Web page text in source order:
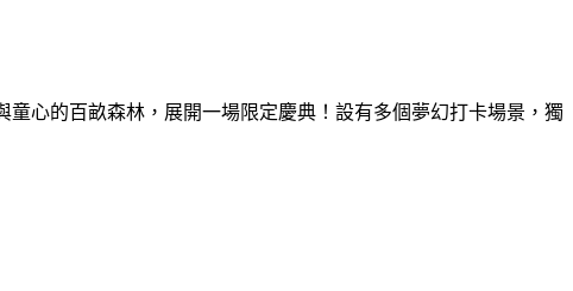
心的百畝森林，展開一場限定慶典！設有多個夢幻打卡場景，獨